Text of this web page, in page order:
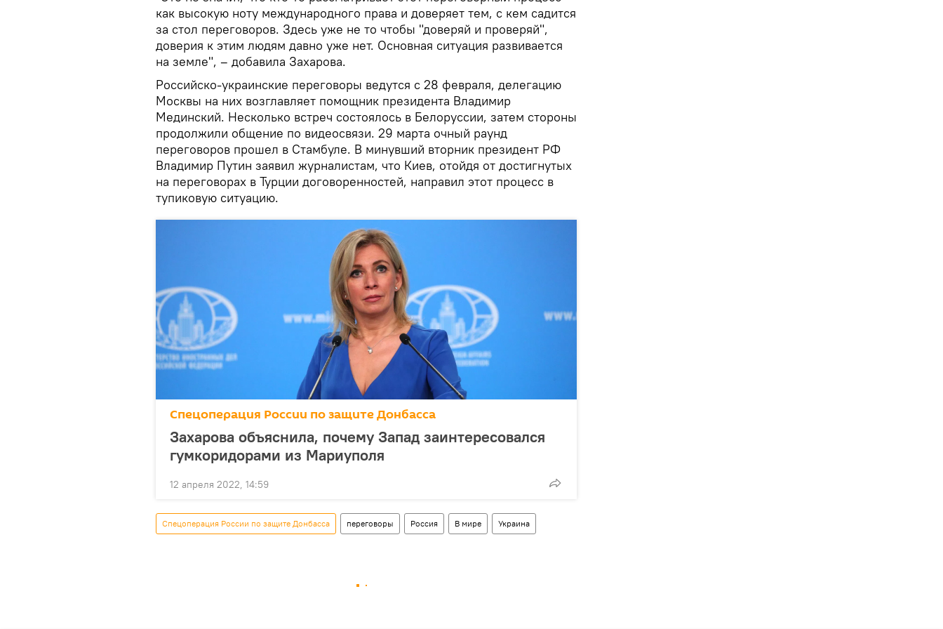
как высокую ноту международного права и доверяет тем, с кем садится
за стол переговоров. Здесь уже не то чтобы "доверяй и проверяй",
доверия к этим людям давно уже нет. Основная ситуация развивается
на земле", – добавила Захарова.
Российско-украинские переговоры ведутся с 28 февраля, делегацию
Москвы на них возглавляет помощник президента Владимир
Мединский. Несколько встреч состоялось в Белоруссии, затем стороны
продолжили общение по видеосвязи. 29 марта очный раунд
переговоров прошел в Стамбуле. В минувший вторник президент РФ
Владимир Путин заявил журналистам, что Киев, отойдя от достигнутых
на переговорах в Турции договоренностей, направил этот процесс в
тупиковую ситуацию.
Спецоперация России по защите Донбасса
Захарова объяснила, почему Запад заинтересовался
гумкоридорами из Мариуполя
12 апреля 2022, 14:59
Спецоперация России по защите Донбасса переговоры Россия В мире Украина